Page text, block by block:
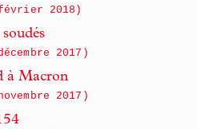
2018)
2017)
à Macron
2017)